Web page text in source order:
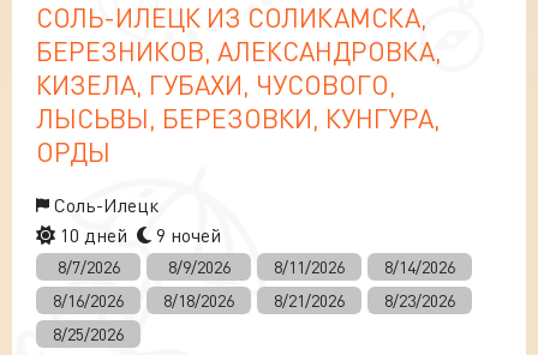
СОЛЬ-ИЛЕЦК ИЗ СОЛИКАМСКА,
БЕРЕЗНИКОВ, АЛЕКСАНДРОВКА,
КИЗЕЛА, ГУБАХИ, ЧУСОВОГО,
ЛЫСЬВЫ, БЕРЕЗОВКИ, КУНГУРА,
ОРДЫ
Соль-Илецк
10 дней
9 ночей
8/7/2026 8/9/2026 8/11/2026
8/14/2026
8/16/2026
8/18/2026 8/21/2026
8/23/2026
8/25/2026